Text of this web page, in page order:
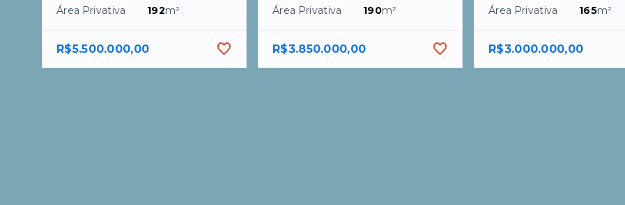
Área Privativa
192m²
R$5.500.000,00
Área Privativa
190m²
R$3.850.000,00
Área Privativa
165m²
R$3.000.000,00